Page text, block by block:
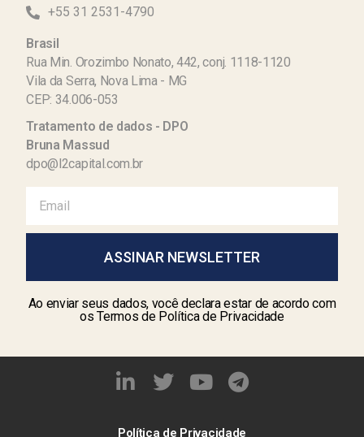
+55 31 2531-4790
Brasil
Rua Min. Orozimbo Nonato, 442, conj. 1118-1120
Vila da Serra, Nova Lima - MG
CEP: 34.006-053
Tratamento de dados - DPO
Bruna Massud
dpo@l2capital.com.br
ASSINAR NEWSLETTER
Ao enviar seus dados, você declara estar de acordo com
os Termos de Política de Privacidade
Política de Privacidade